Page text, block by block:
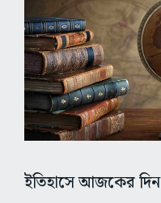
ইতিহাসে আজকের দিন